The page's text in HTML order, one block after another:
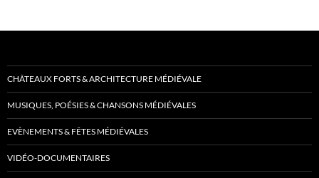
CHÂTEAUX FORTS & ARCHITECTURE MÉDIÉVALE
MUSIQUES, POÉSIES & CHANSONS MÉDIÉVALES
EVÈNEMENTS & FÊTES MÉDIÉVALES
VIDÉO-DOCUMENTAIRES